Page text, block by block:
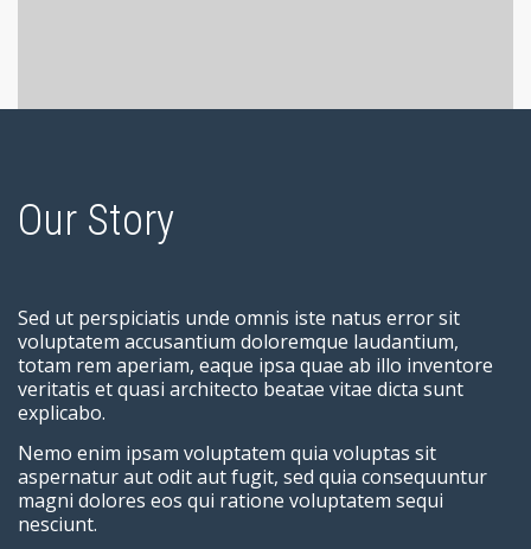
Our Story
Sed ut perspiciatis unde omnis iste natus error sit
voluptatem accusantium doloremque laudantium,
totam rem aperiam, eaque ipsa quae ab illo inventore
veritatis et quasi architecto beatae vitae dicta sunt
explicabo.
Nemo enim ipsam voluptatem quia voluptas sit
aspernatur aut odit aut fugit, sed quia consequuntur
magni dolores eos qui ratione voluptatem sequi
nesciunt.